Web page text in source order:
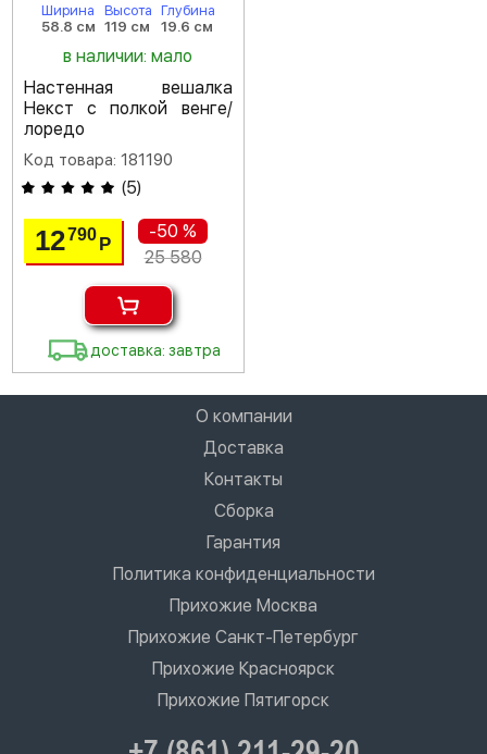
Ширина
58.8 см
Высота
119 см
Глубина
19.6 см
в наличии: мало
Настенная вешалка
Некст с полкой венге/
лоредо
Код товара: 181190
(5)
12790Р
-50 %
25 580
доставка: завтра
О компании
Доставка
Контакты
Сборка
Гарантия
Политика конфиденциальности
Прихожие Москва
Прихожие Санкт-Петербург
Прихожие Красноярск
Прихожие Пятигорск